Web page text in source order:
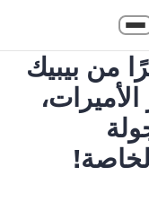
بطول 20 مترًا من بيبيك